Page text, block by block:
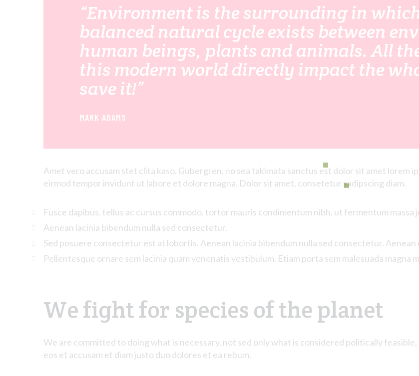
“Environment is the surrounding in
balanced natural cycle exists between
human beings, plants and animals. All
this modern world directly impact the
save it!”
MARK ADAMS
Amet vero accusam stet clita kaso. Gubergren, no sea takimata sanctus est dolor sit amet lorem
eirmod tempor invidunt ut labore et dolore magna. Dolor sit amet, consetetur sadipscingdiam.
Fusce dapibus, tellus ac cursus commodo, tortor mauris condimentum nibh, ut fermentum massa
Aenean lacinia bibendum nulla sed consectetur.
Sed posuere consectetur est at lobortis. Aenean lacinia bibendum nulla sed consectetur. Aenean
Pellentesque ornare sem lacinia quam venenatis vestibulum. Etiam porta sem malesuada magna
We fight for species of the planet
We are committed to doing what is necessary, not sed only what is considered politically
eos et accusam et diam justo duo dolores et ea rebum.